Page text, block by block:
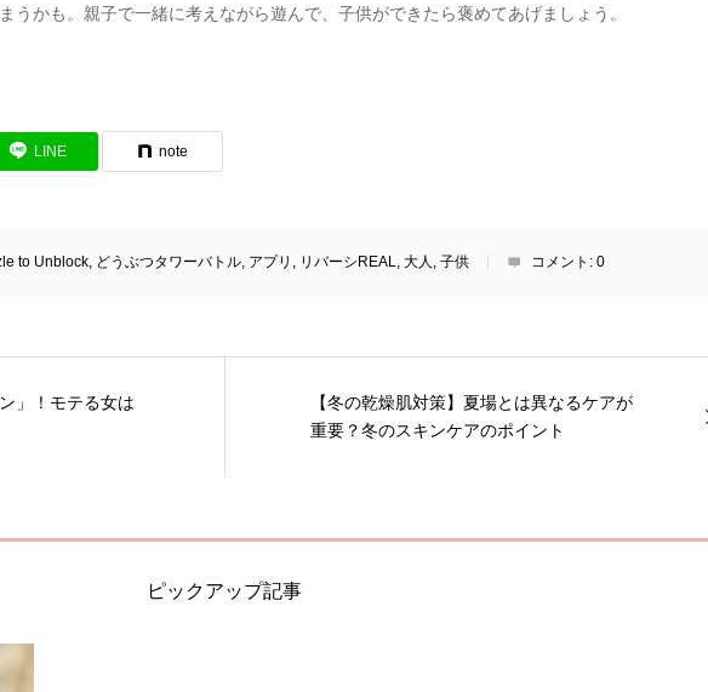
うかも。親子で一緒に考えながら遊んで、子供ができたら褒めてあげましょう。
LINE note
to Unblock どうぶつタワーバトル アプリ リバーシREAL 大人 子供 コメント: 0
」！モテる女は
【冬の乾燥肌対策】夏場とは異なるケアが
重要？冬のスキンケアのポイント
ピックアップ記事